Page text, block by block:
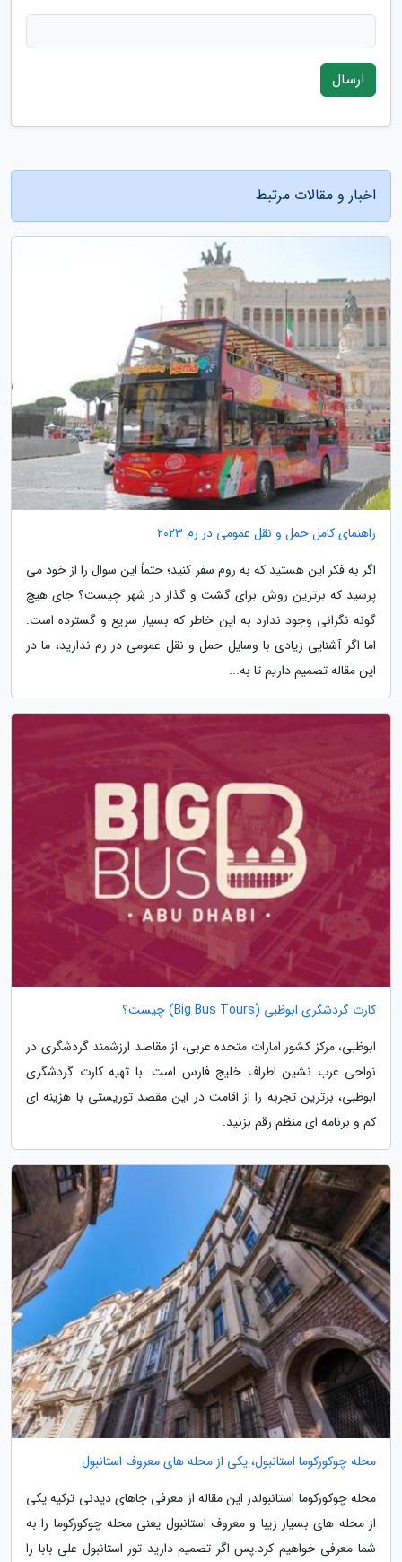
ارسال
اخبار و مقالات مرتبط
راهنمای کامل حمل و نقل عمومی در رم 2023
اگر به فکر این هستید که به روم سفر کنید؛ حتماً این سوال را از خود می
پرسید که برترین روش برای گشت و گذار در شهر چیست؟ جای هیچ
گونه نگرانی وجود ندارد به این خاطر که بسیار سریع و گسترده است.
اما اگر آشنایی زیادی با وسایل حمل و نقل عمومی در رم ندارید، ما در
این مقاله تصمیم داریم تا به...
کارت گردشگری ابوظبی (Big Bus Tours) چیست؟
ابوظبی، مرکز کشور امارات متحده عربی، از مقاصد ارزشمند گردشگری در
نواحی عرب نشین اطراف خلیج فارس است. با تهیه کارت گردشگری
ابوظبی، برترین تجربه را از اقامت در این مقصد توریستی با هزینه ای
کم و برنامه ای منظم رقم بزنید.
محله چوکورکوما استانبول، یکی از محله های معروف استانبول
محله چوکورکوما استانبولدر این مقاله از معرفی جاهای دیدنی ترکیه یکی
از محله های بسیار زیبا و معروف استانبول یعنی محله چوکورکوما را به
شما معرفی خواهیم کرد.پس اگر تصمیم دارید تور استانبول علی بابا را